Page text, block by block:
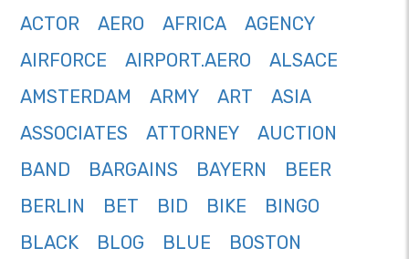
ACTOR
AERO AFRICA
AGENCY
AIRFORCE
AIRPORT.AERO
ALSACE
AMSTERDAM
ARMY ART
ASIA
ASSOCIATES
ATTORNEY
AUCTION
BAND
BARGAINS BAYERN
BEER
BERLIN
BET BID BIKE
BINGO
BLACK
BLOG BLUE
BOSTON